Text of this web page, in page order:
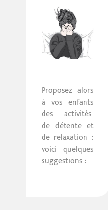
Proposez alors
à vos enfants
des activités
de détente et
de relaxation :
voici quelques
suggestions :